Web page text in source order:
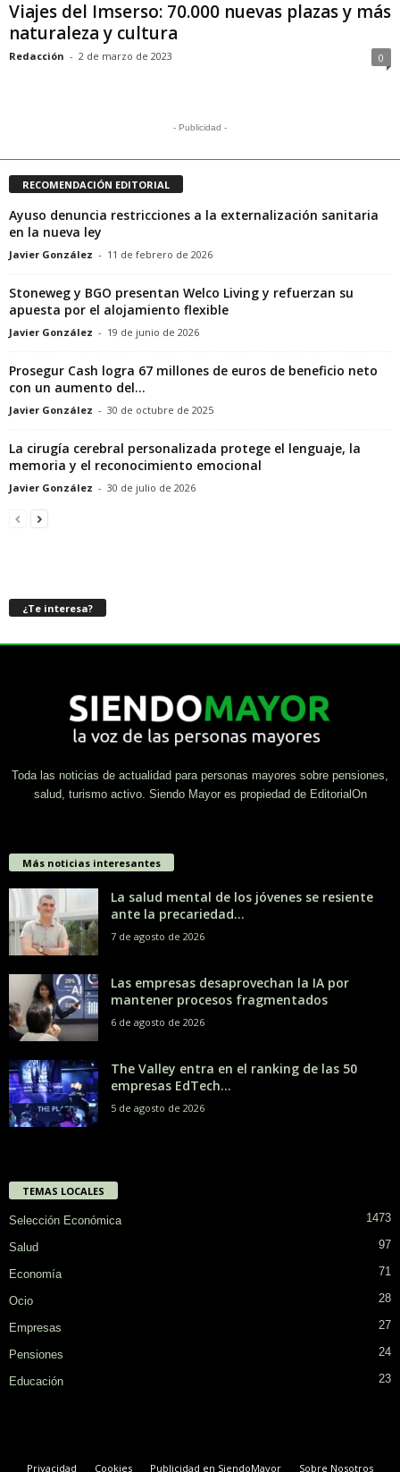
Viajes del Imserso: 70.000 nuevas plazas y más
naturaleza y cultura
Redacción - 2 de marzo de 2023 0
- Publicidad -
RECOMENDACIÓN EDITORIAL
Ayuso denuncia restricciones a la externalización sanitaria
en la nueva ley
Javier González - 11 de febrero de 2026
Stoneweg y BGO presentan Welco Living y refuerzan su
apuesta por el alojamiento flexible
Javier González - 19 de junio de 2026
Prosegur Cash logra 67 millones de euros de beneficio neto
con un aumento del...
Javier González - 30 de octubre de 2025
La cirugía cerebral personalizada protege el lenguaje, la
memoria y el reconocimiento emocional
Javier González - 30 de julio de 2026
¿Te interesa?
Toda las noticias de actualidad para personas mayores sobre pensiones,
salud, turismo activo. Siendo Mayor es propiedad de EditorialOn
Más noticias interesantes
La salud mental de los jóvenes se resiente
ante la precariedad...
7 de agosto de 2026
Las empresas desaprovechan la IA por
mantener procesos fragmentados
6 de agosto de 2026
The Valley entra en el ranking de las 50
empresas EdTech...
5 de agosto de 2026
TEMAS LOCALES
Selección Económica 1473
Salud 97
Economía 71
Ocio 28
Empresas 27
Pensiones 24
Educación 23
Privacidad Cookies Publicidad en SiendoMayor Sobre Nosotros